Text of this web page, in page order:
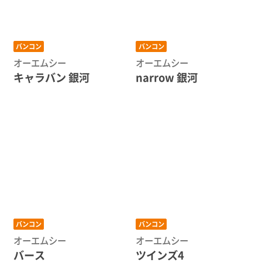
バンコン
オーエムシー
キャラバン 銀河
バンコン
オーエムシー
narrow 銀河
バンコン
オーエムシー
バース
バンコン
オーエムシー
ツインズ4